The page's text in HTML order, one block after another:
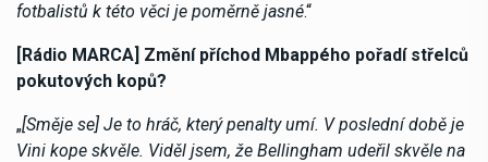
fotbalistů k této věci je poměrně jasné.“
[Rádio MARCA] Změní příchod Mbappého pořadí střelců
pokutových kopů?
„[Směje se] Je to hráč, který penalty umí. V poslední době je
Vini kope skvěle. Viděl jsem, že Bellingham udeřil skvěle na